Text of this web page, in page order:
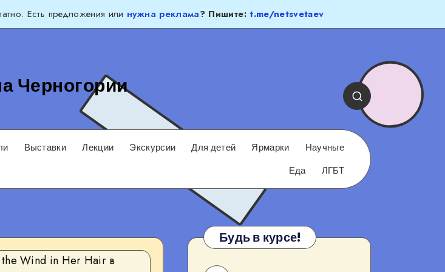
Есть предложения или нужна реклама? Пишите:t.me/netsvetaev
Черногории
Выставки Лекции Экскурсии Для детей Ярмарки
Научные
Еда
ЛГБТ
Будь в курсе!